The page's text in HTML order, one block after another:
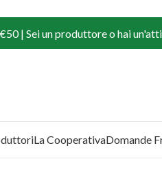
| Sei un produttore o hai
La CooperativaDomande